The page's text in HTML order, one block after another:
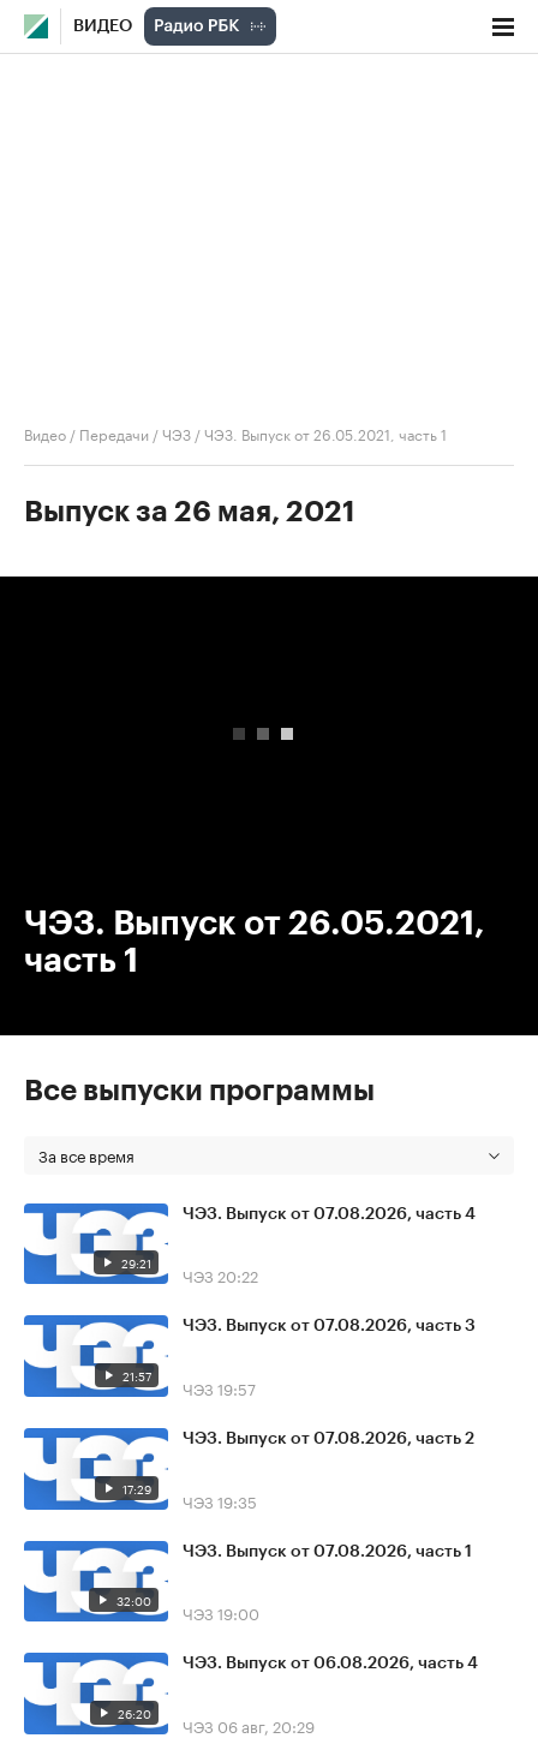
ВИДЕО
Видео / Передачи /ЧЭЗ /ЧЭЗ. Выпуск от 26.05.2021, часть 1
Выпуск за 26 мая, 2021
ЧЭЗ. Выпуск от 26.05.2021,
часть 1
Все выпуски программы
За все время
29:21
ЧЭЗ. Выпуск от 07.08.2026, часть 4
ЧЭЗ 20:22
21:57
ЧЭЗ. Выпуск от 07.08.2026, часть 3
ЧЭЗ 19:57
17:29
ЧЭЗ. Выпуск от 07.08.2026, часть 2
ЧЭЗ 19:35
32:00
ЧЭЗ. Выпуск от 07.08.2026, часть 1
ЧЭЗ 19:00
26:20
ЧЭЗ. Выпуск от 06.08.2026, часть 4
ЧЭЗ 06 авг, 20:29